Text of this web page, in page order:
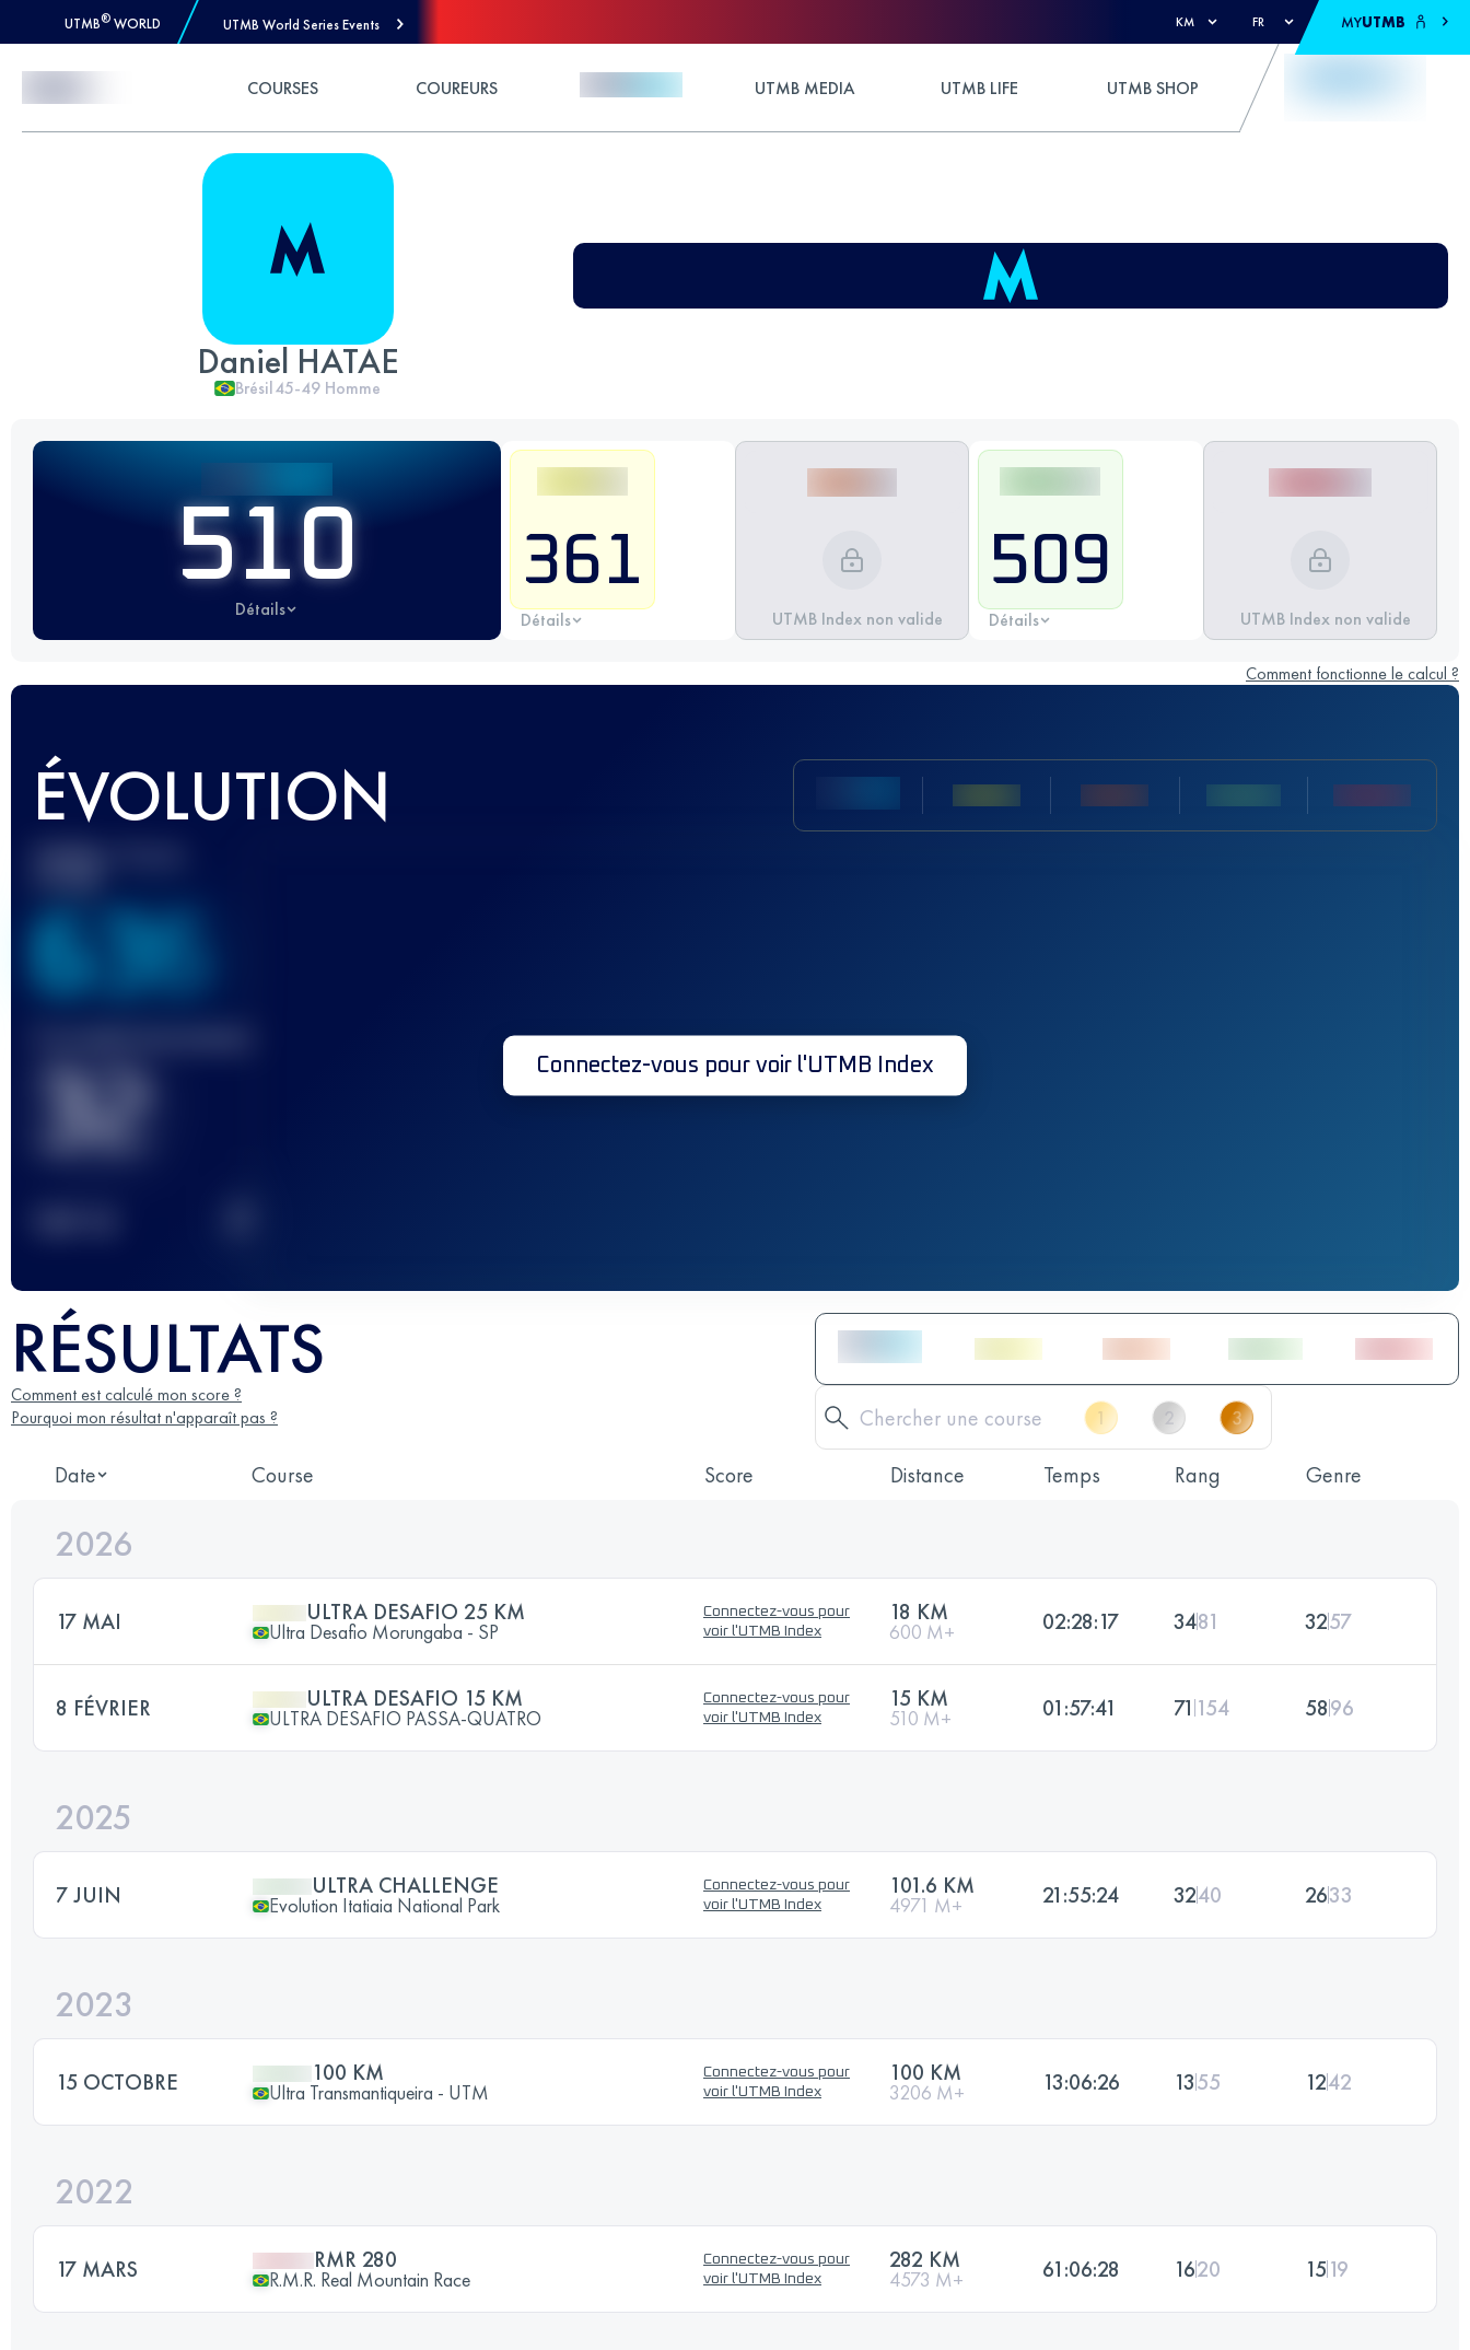
UTMB® WORLD UTMB World Series Events KM FR MYUTMB
COURSES COUREURS UTMB MEDIA UTMB LIFE UTMB SHOP
Daniel HATAE
Brésil45-49 Homme
510
Détails
361
Détails UTMB Index non valide
509
Détails UTMB Index non valide
Comment fonctionne le calcul ?
ÉVOLUTION
Meilleur Score
636
32 Connectez-vous pour voir l'UTMB Index
RÉSULTATS
Comment est calculé mon score ?
Pourquoi mon résultat n'apparaît pas ?
Date Course Score Distance Temps Rang Genre
2026
17 MAI ULTRA DESAFIO 25 KM
Ultra Desafio Morungaba - SP
Connectez-vous pour
voir l'UTMB Index
18 KM
600 M+ 02:28:17 3481 3257
8 FÉVRIER ULTRA DESAFIO 15 KM
ULTRA DESAFIO PASSA-QUATRO
Connectez-vous pour
voir l'UTMB Index
15 KM
510 M+ 01:57:41 71 154 5896
2025
7 JUIN ULTRA CHALLENGE
Evolution Itatiaia National Park
Connectez-vous pour
voir l'UTMB Index
101.6 KM
4971 M+ 21:55:24 3240 2633
2023
15 OCTOBRE 100 KM
Ultra Transmantiqueira - UTM
Connectez-vous pour
voir l'UTMB Index
100 KM
3206 M+ 13:06:26 1355 1242
2022
17 MARS RMR 280
R.M.R. Real Mountain Race
Connectez-vous pour
voir l'UTMB Index
282 KM
4573 M+ 61:06:28 1620 1519